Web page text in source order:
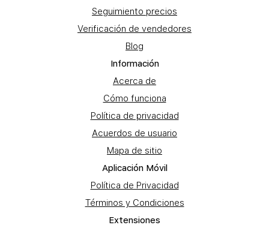
Seguimiento precios
Verificación de vendedores
Blog
Información
Acerca de
Cómo funciona
Política de privacidad
Acuerdos de usuario
Mapa de sitio
Aplicación Móvil
Política de Privacidad
Términos y Condiciones
Extensiones